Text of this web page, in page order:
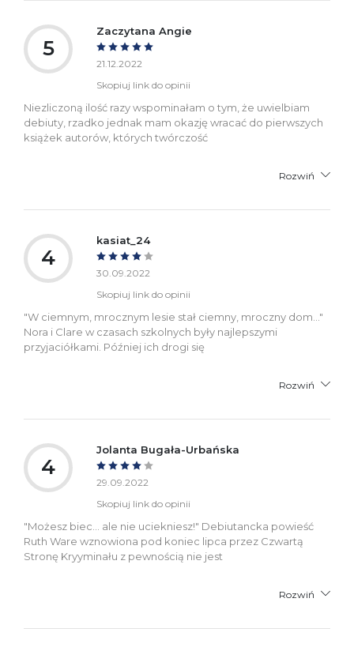
5
Zaczytana Angie
21.12.2022
Skopiuj link do opinii
Niezliczoną ilość razy wspominałam o tym, że uwielbiam
debiuty, rzadko jednak mam okazję wracać do pierwszych
książek autorów, których twórczość
Rozwiń
4
kasiat_24
30.09.2022
Skopiuj link do opinii
"W ciemnym, mrocznym lesie stał ciemny, mroczny dom..."
Nora i Clare w czasach szkolnych były najlepszymi
przyjaciółkami. Później ich drogi się
Rozwiń
4
Jolanta Bugała-Urbańska
29.09.2022
Skopiuj link do opinii
"Możesz biec... ale nie uciekniesz!" Debiutancka powieść
Ruth Ware wznowiona pod koniec lipca przez Czwartą
Stronę Kryyminału z pewnością nie jest
Rozwiń